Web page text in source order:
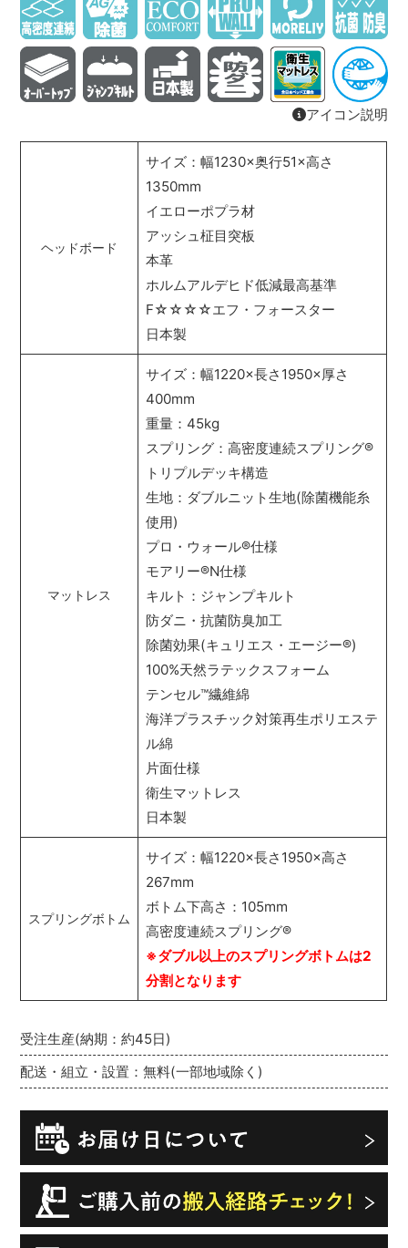
受注生産(納期：約45日)
配送・組立・設置：無料(一部地域除く)
アイコン説明
ヘッドボード
サイズ：幅1230×奥行51×高さ
1350mm
イエローポプラ材
アッシュ柾目突板
本革
ホルムアルデヒド低減最高基準
F☆☆☆☆エフ・フォースター
日本製
マットレス
サイズ：幅1220×長さ1950×厚さ
400mm
重量：45kg
スプリング：高密度連続スプリング®
トリプルデッキ構造
生地：ダブルニット生地(除菌機能糸
使用)
プロ・ウォール®仕様
モアリー®N仕様
キルト：ジャンプキルト
防ダニ・抗菌防臭加工
除菌効果(キュリエス・エージー®)
100%天然ラテックスフォーム
テンセル™繊維綿
海洋プラスチック対策再生ポリエステ
ル綿
片面仕様
衛生マットレス
日本製
スプリングボトム
サイズ：幅1220×長さ1950×高さ
267mm
ボトム下高さ：105mm
高密度連続スプリング®
※ダブル以上のスプリングボトムは2
分割となります